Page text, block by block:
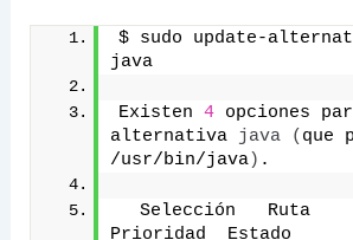
$ sudo update-
java
Existen 4 opciones
alternativa java ( que
/usr/bin/java) .
  Selección   Ruta
Prioridad  Estado